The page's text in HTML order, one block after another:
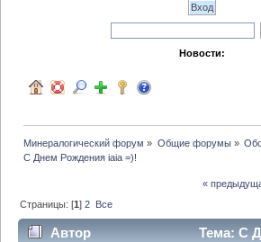
Новости:
Минералогический форум » Общие форумы»
С Днем Рождения iaia =)!
«
Страницы: [1]2 Все
Автор
Тема: С